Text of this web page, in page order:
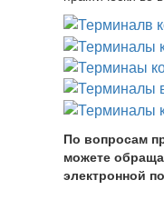
По вопросам
можете
электронной